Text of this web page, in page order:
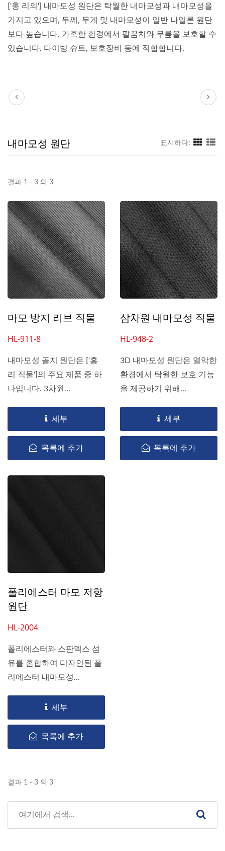
['홍 리의'] 내마모성 원단은 탁월한 내마모성과 내마모성을
가지고 있으며, 두께, 무게 및 내마모성이 일반 나일론 원단
보다 높습니다. 가혹한 환경에서 팔꿈치와 무릎을 보호할 수
있습니다. 다이빙 슈트, 보호장비 등에 적합합니다.
내마모성 원단 표시하다:
결과 1 - 3 의 3
마모 방지 리브 직물
HL-911-8
내마모성 골지 원단은 ['홍
리 직물']의 주요 제품 중 하
나입니다. 3차원...
세부
목록에 추가
삼차원 내마모성 직물
HL-948-2
3D 내마모성 원단은 열악한
환경에서 탁월한 보호 기능
을 제공하기 위해...
세부
목록에 추가
폴리에스터 마모 저항
원단
HL-2004
폴리에스터와 스판덱스 섬
유를 혼합하여 디자인된 폴
리에스터 내마모성...
세부
목록에 추가
결과 1 - 3 의 3